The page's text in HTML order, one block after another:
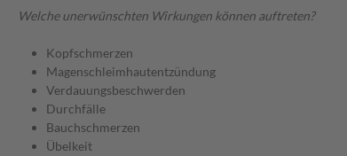
Welche unerwünschten Wirkungen können auftreten?
Kopfschmerzen
Magenschleimhautentzündung
Verdauungsbeschwerden
Durchfälle
Bauchschmerzen
Übelkeit